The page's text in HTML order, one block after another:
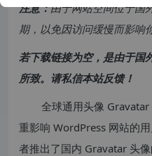
注意：由于网站空间位于国
期，以免因访问缓慢而影响
若下载链接为空，是由于国
所致。请私信本站反馈！
全球通用头像
重影响 WordPress 网站的
者推出了国内 Gravatar 头